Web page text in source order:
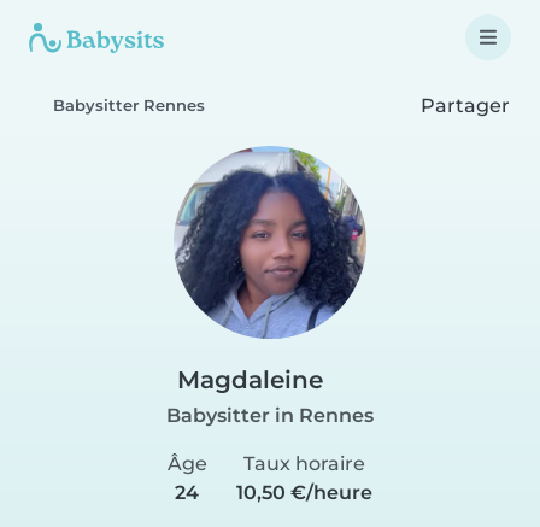
Babysitter Rennes Partager
Magdaleine
Babysitter in Rennes
Âge
24
Taux horaire
10,50 €/heure